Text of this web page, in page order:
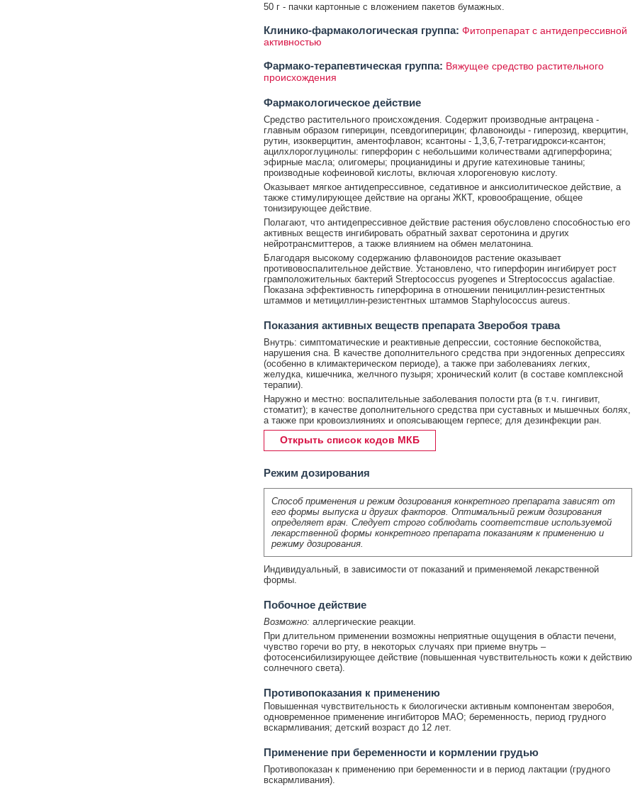
50 г - пачки картонные с вложением пакетов бумажных.
Клинико-фармакологическая группа: Фитопрепарат с антидепрессивной
активностью
Фармако-терапевтическая группа: Вяжущее средство растительного
происхождения
Фармакологическое действие
Средство растительного происхождения. Содержит производные антрацена -
главным образом гиперицин, псевдогиперицин; флавоноиды - гиперозид, кверцитин,
рутин, изокверцитин, аментофлавон; ксантоны - 1,3,6,7-тетрагидрокси-ксантон;
ацилхлороглуцинолы: гиперфорин с небольшими количествами адгиперфорина;
эфирные масла; олигомеры; процианидины и другие катехиновые танины;
производные кофеиновой кислоты, включая хлорогеновую кислоту.
Оказывает мягкое антидепрессивное, седативное и анксиолитическое действие, а
также стимулирующее действие на органы ЖКТ, кровообращение, общее
тонизирующее действие.
Полагают, что антидепрессивное действие растения обусловлено способностью его
активных веществ ингибировать обратный захват серотонина и других
нейротрансмиттеров, а также влиянием на обмен мелатонина.
Благодаря высокому содержанию флавоноидов растение оказывает
противовоспалительное действие. Установлено, что гиперфорин ингибирует рост
грамположительных бактерий Streptococcus pyogenes и Streptococcus agalactiae.
Показана эффективность гиперфорина в отношении пенициллин-резистентных
штаммов и метициллин-резистентных штаммов Staphylococcus aureus.
Показания активных веществ препарата Зверобоя трава
Внутрь: симптоматические и реактивные депрессии, состояние беспокойства,
нарушения сна. В качестве дополнительного средства при эндогенных депрессиях
(особенно в климактерическом периоде), а также при заболеваниях легких,
желудка, кишечника, желчного пузыря; хронический колит (в составе комплексной
терапии).
Наружно и местно: воспалительные заболевания полости рта (в т.ч. гингивит,
стоматит); в качестве дополнительного средства при суставных и мышечных болях,
а также при кровоизлияниях и опоясывающем герпесе; для дезинфекции ран.
Открыть список кодов МКБ
Режим дозирования
Способ применения и режим дозирования конкретного препарата зависят от
его формы выпуска и других факторов. Оптимальный режим дозирования
определяет врач. Следует строго соблюдать соответствие используемой
лекарственной формы конкретного препарата показаниям к применению и
режиму дозирования.
Индивидуальный, в зависимости от показаний и применяемой лекарственной
формы.
Побочное действие
Возможно: аллергические реакции.
При длительном применении возможны неприятные ощущения в области печени,
чувство горечи во рту, в некоторых случаях при приеме внутрь –
фотосенсибилизирующее действие (повышенная чувствительность кожи к действию
солнечного света).
Противопоказания к применению
Повышенная чувствительность к биологически активным компонентам зверобоя,
одновременное применение ингибиторов МАО; беременность, период грудного
вскармливания; детский возраст до 12 лет.
Применение при беременности и кормлении грудью
Противопоказан к применению при беременности и в период лактации (грудного
вскармливания).